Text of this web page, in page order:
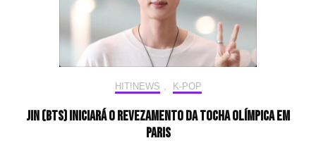
HIT!NEWS , K-POP
Jin (BTS) iniciará o revezamento da tocha olímpica em
Paris